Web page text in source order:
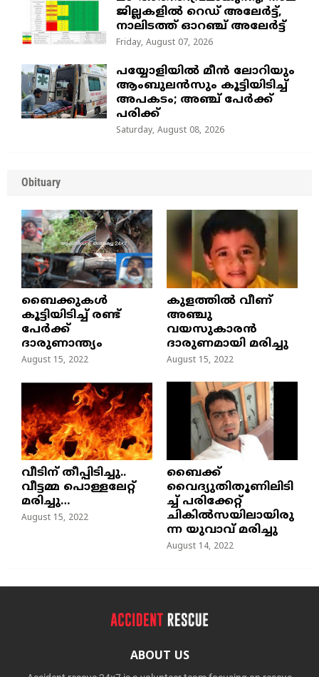
ജില്ലകളില്‍ റെഡ് അലേര്‍ട്ട്‌,
നാലിടത്ത് ഓറഞ്ച് അലേർട്ട്
Friday, August 07, 2026
പയ്യോളിയിൽ മീൻ ലോറിയും
ആംബുലൻസും കൂട്ടിയിടിച്ച്
അപകടം; അഞ്ച് പേർക്ക്
പരിക്ക്
Saturday, August 08, 2026
Obituary
ബൈക്കുകൾ
കൂട്ടിയിടിച്ച് രണ്ട്
പേർക്ക്
ദാരുണാന്ത്യം
August 15, 2022
കുളത്തില്‍ വീണ്
അഞ്ചു
വയസുകാരന്‍
ദാരുണമായി മരിച്ചു
August 15, 2022
വീടിന് തീപ്പിടിച്ചു..
വീട്ടമ്മ പൊള്ളലേറ്റ്
മരിച്ചു…
August 15, 2022
ബൈക്ക്
വൈദ്യുതിതൂണിലിടി
ച്ച്‌ പരിക്കേറ്റ്
ചികില്‍സയിലായിരു
ന്ന യുവാവ് മരിച്ചു
August 14, 2022
ABOUT US